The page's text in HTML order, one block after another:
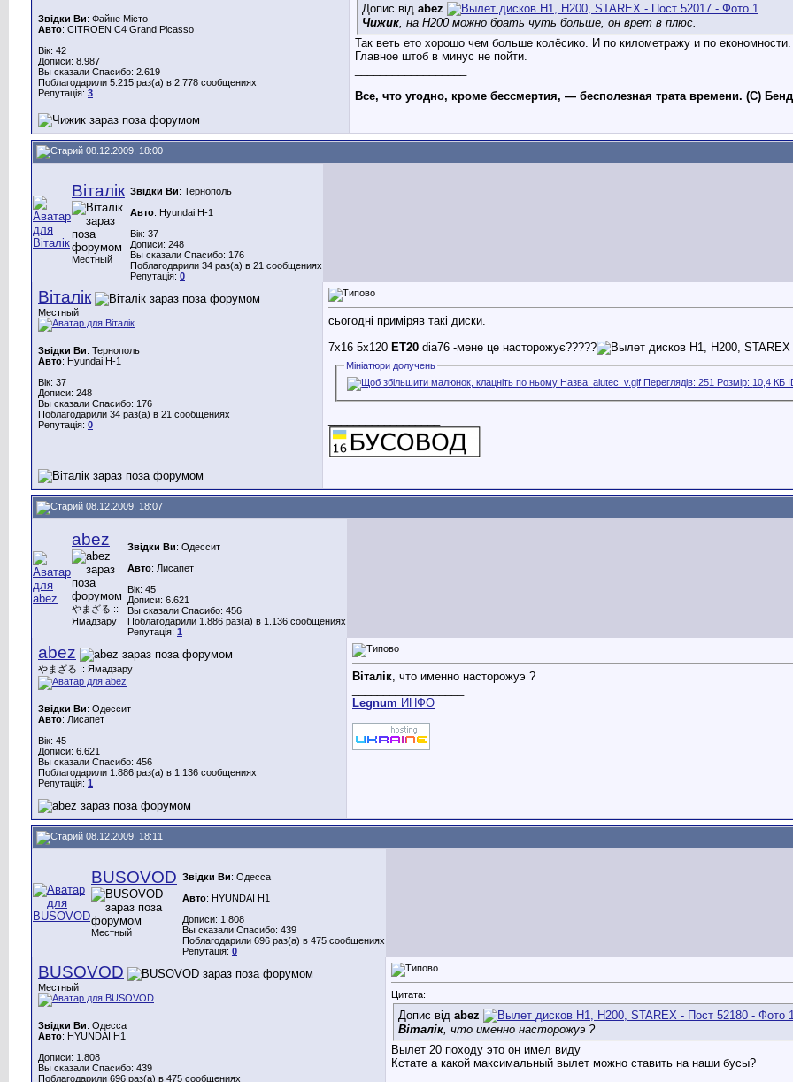
Звідки Ви: Файне Місто
Авто: CITROEN C4 Grand Picasso
Вік: 42
Дописи: 8.987
Вы сказали Спасибо: 2.619
Поблагодарили 5.215 раз(а) в 2.778 сообщениях
Репутація: 3
Допис від abez
Чижик , на H200 можно брать чуть больше, он врет в плюс.
Так веть ето хорошо чем больше колёсико. И по километражу и по
Главное штоб в минус не пойти.
Все, что угодно, кроме бессмертия, — бесполезная трата времени. (С)
08.12.2009, 18:00
Віталік
Местный
Звідки Ви: Тернополь
Авто: Hyundai H-1
Вік: 37
Дописи: 248
Вы сказали Спасибо: 176
Поблагодарили 34 раз(а) в 21 сообщениях
Репутація: 0
Віталік
Местный
Звідки Ви: Тернополь
Авто: Hyundai H-1
Вік: 37
Дописи: 248
Вы сказали Спасибо: 176
Поблагодарили 34 раз(а) в 21 сообщениях
Репутація: 0
сьогодні приміряв такі диски.
7x16 5x120 ET20 dia76 -мене це насторожує?????
Мініатюри долучень
08.12.2009, 18:07
abez
やまざる ::
Ямадзару
Звідки Ви: Одессит
Авто: Лисапет
Вік: 45
Дописи: 6.621
Вы сказали Спасибо: 456
Поблагодарили 1.886 раз(а) в 1.136 сообщениях
Репутація: 1
abez
やまざる :: Ямадзару
Звідки Ви: Одессит
Авто: Лисапет
Вік: 45
Дописи: 6.621
Вы сказали Спасибо: 456
Поблагодарили 1.886 раз(а) в 1.136 сообщениях
Репутація: 1
Віталік , что именно насторожуэ ?
Legnum ИНФО
08.12.2009, 18:11
BUSOVOD
Местный
Звідки Ви: Одесса
Авто: HYUNDAI H1
Дописи: 1.808
Вы сказали Спасибо: 439
Поблагодарили 696 раз(а) в 475 сообщениях
Репутація: 0
BUSOVOD
Местный
Звідки Ви: Одесса
Авто: HYUNDAI H1
Дописи: 1.808
Вы сказали Спасибо: 439
Поблагодарили 696 раз(а) в 475 сообщениях
Цитата:
Допис від abez
Віталік , что именно насторожуэ ?
Вылет 20 походу это он имел виду
Кстате а какой максимальный вылет можно ставить на наши бусы?